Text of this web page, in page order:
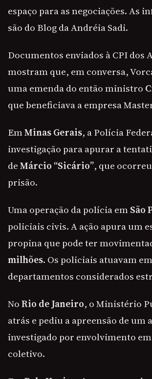
espaço para as negociações. As
são do Blog da Andréia Sadi.
Documentos enviados à CPI dos
mostram que, em conversa,
uma emenda do então ministro
que beneficiava a empresa
EmMinas Gerais, a Polícia
investigação para apurar a
deMárcio “Sicário”, que
prisão.
Uma operação da polícia emSão
policiais civis. A ação apura um
propina que pode ter
milhões. Os policiais atuavam em
departamentos considerados
NoRio de Janeiro, o Ministério
atrás e pediu a apreensão de um
investigado por envolvimento
coletivo.